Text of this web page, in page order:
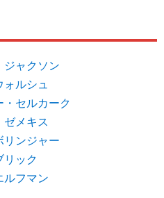
ジャクソン
ルシュ
・セルカーク
ゼメキス
リンジャー
リック
ルフマン